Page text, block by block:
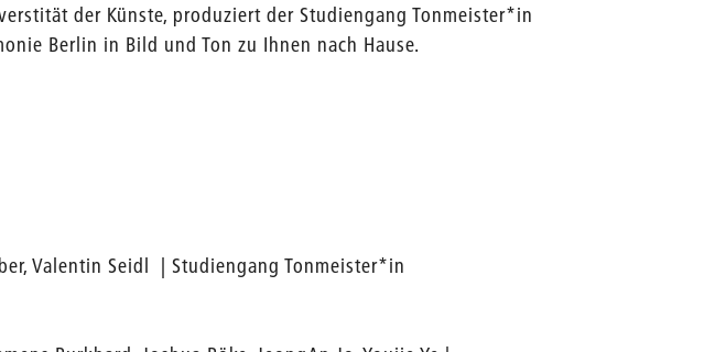
der Künste, produziert der Studiengang Tonmeister*in
Berlin in Bild und Ton zu Ihnen nach Hause.
Valentin Seidl | Studiengang Tonmeister*in